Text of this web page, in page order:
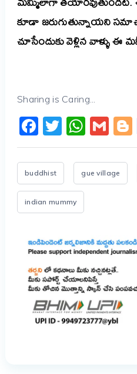
కూడా జరుగుతున్నాయని
చూసేందుకు వెళ్లిన వాళ్ళు ఈ
Sharing is Caring...
Facebook
Twitter
buddhist gue village
indian mummy